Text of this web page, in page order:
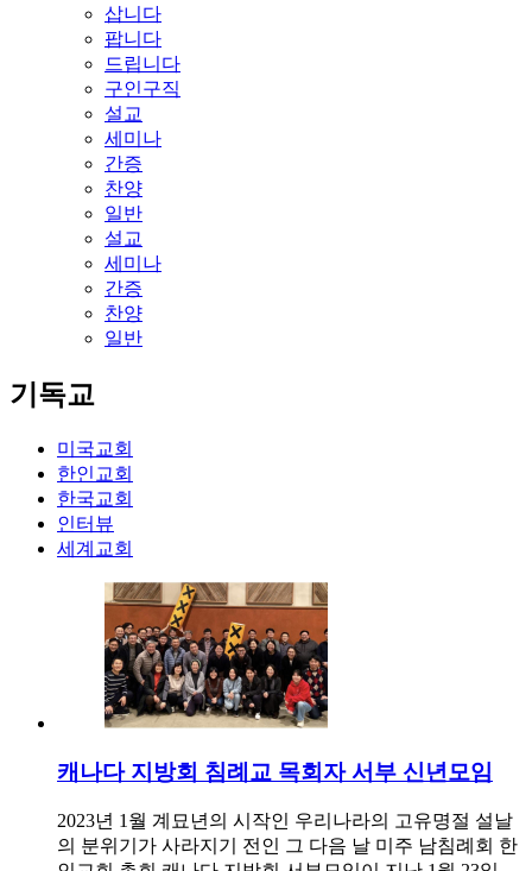
삽니다
팝니다
드립니다
구인구직
설교
세미나
간증
찬양
일반
설교
세미나
간증
찬양
일반
기독교
미국교회
한인교회
한국교회
인터뷰
세계교회
캐나다 지방회 침례교 목회자 서부 신년모임
2023년 1월 계묘년의 시작인 우리나라의 고유명절 설날
의 분위기가 사라지기 전인 그 다음 날 미주 남침례회 한